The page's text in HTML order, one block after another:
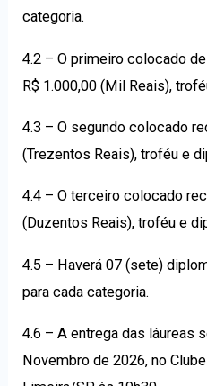
categoria.
4.2 – O primeiro colocado
R$ 1.000,00 (Mil Reais),
4.3 – O segundo colocado
(Trezentos Reais), troféu e
4.4 – O terceiro colocado
(Duzentos Reais), troféu e
4.5 – Haverá 07 (sete)
para cada categoria.
4.6 – A entrega das láureas
Novembro de 2026, no